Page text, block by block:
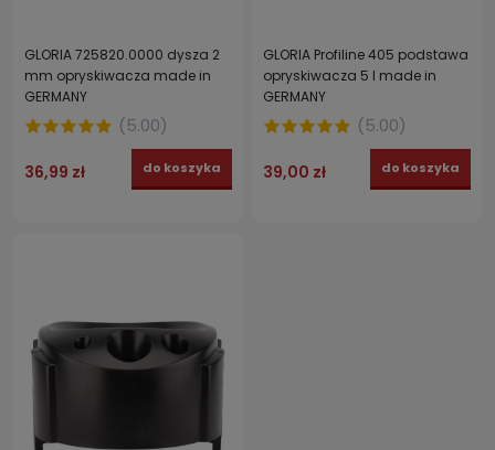
GLORIA 725820.0000 dysza 2
mm opryskiwacza made in
GERMANY
(5.00)
36,99 zł do koszyka
GLORIA Profiline 405 podstawa
opryskiwacza 5 l made in
GERMANY
(5.00)
39,00 zł do koszyka